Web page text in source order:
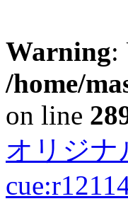
Warning:
/home/
on line
オリジナ